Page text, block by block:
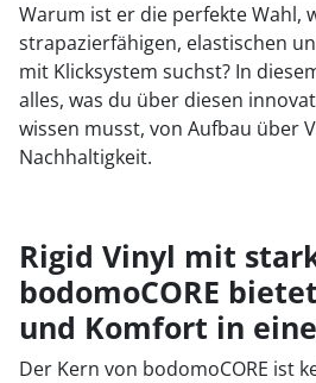
Warum ist er die perfekte Wahl,
strapazierfähigen, elastischen
mit Klicksystem suchst? In
alles, was du über diesen
wissen musst, von Aufbau über
Nachhaltigkeit.
Rigid Vinyl mit
bodomoCORE
und Komfort in
Der Kern von bodomoCORE ist